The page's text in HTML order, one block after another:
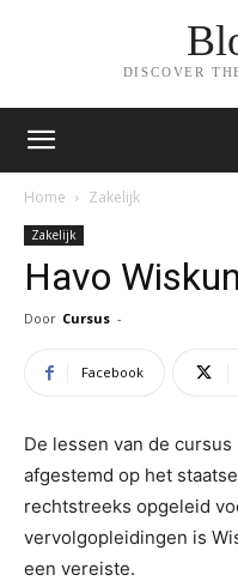
DISCOVER
Home Zakelijk
Zakelijk
Havo
Door Cursus -
Facebook
De lessen van de
afgestemd op het
rechtstreeks opgeleid
vervolgopleidingen is
een vereiste.